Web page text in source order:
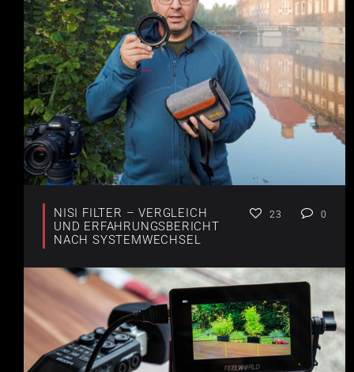
NISI FILTER – VERGLEICH
UND ERFAHRUNGSBERICHT
NACH SYSTEMWECHSEL
23 0